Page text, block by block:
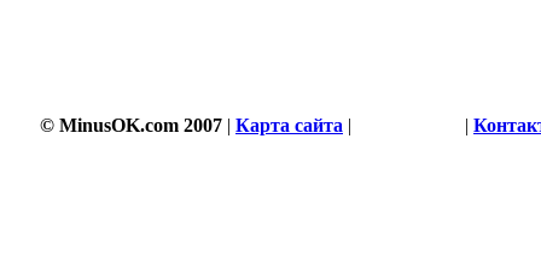
© MinusOK.com 2007 | Карта сайта | |